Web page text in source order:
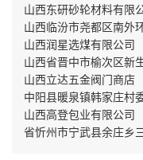
山西东研砂轮材料有限
山西临汾市尧都区南外
山西润星选煤有限公司
山西省晋中市榆次区新
山西立达五金阀门商
中阳县暖泉镇韩家庄村
山西高登包业有限公
省忻州市宁武县余庄乡